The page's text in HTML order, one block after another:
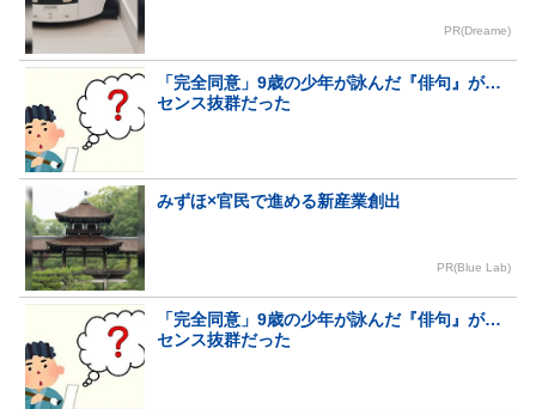
PR(Dreame)
「完全同意」9歳の少年が詠んだ『俳句』が…
センス抜群だった
みずほ×官民で進める新産業創出
PR(Blue Lab)
「完全同意」9歳の少年が詠んだ『俳句』が…
センス抜群だった